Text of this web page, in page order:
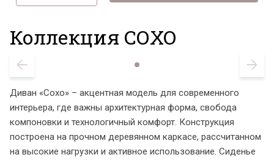
Коллекция СОХО
Диван «Сохо» – акцентная модель для современного
интерьера, где важны архитектурная форма, свобода
компоновки и технологичный комфорт. Конструкция
построена на прочном деревянном каркасе, рассчитанном
на высокие нагрузки и активное использование. Сиденье